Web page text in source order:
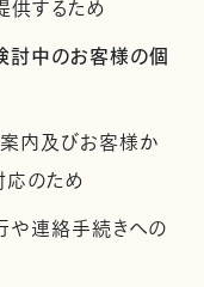
供するため
討中のお客様の個
案内及びお客様か
のため
や連絡手続きへの